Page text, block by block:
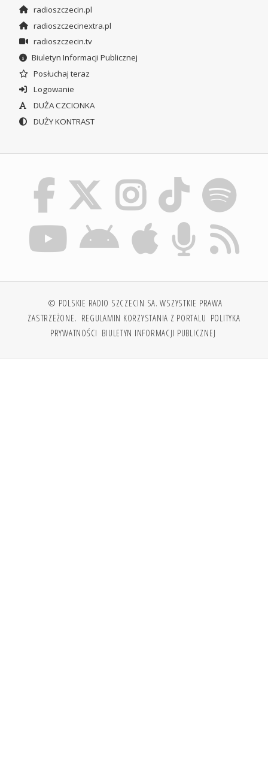
radioszczecin.pl
radioszczecinextra.pl
radioszczecin.tv
Biuletyn Informacji Publicznej
Posłuchaj teraz
Logowanie
DUŻA CZCIONKA
DUŻY KONTRAST
© POLSKIE RADIO SZCZECIN SA. WSZYSTKIE PRAWA
ZASTRZEŻONE. REGULAMIN KORZYSTANIA Z PORTALU POLITYKA
PRYWATNOŚCI BIULETYN INFORMACJI PUBLICZNEJ